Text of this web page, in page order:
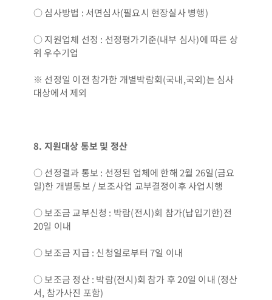
○ 심사방법 : 서면심사(필요시 현장실사 병행)
○ 지원업체 선정 : 선정평가기준(내부 심사)에 따른 상
위 우수기업
※ 선정일 이전 참가한 개별박람회(국내,국외)는 심사
대상에서 제외
8. 지원대상 통보 및 정산
○ 선정결과 통보 : 선정된 업체에 한해 2월 26일(금요
일)한 개별통보 / 보조사업 교부결정이후 사업시행
○ 보조금 교부신청 : 박람(전시)회 참가(납입기한)전
20일 이내
○ 보조금 지급 : 신청일로부터 7일 이내
○ 보조금 정산 : 박람(전시)회 참가 후 20일 이내 (정산
서, 참가사진 포함)